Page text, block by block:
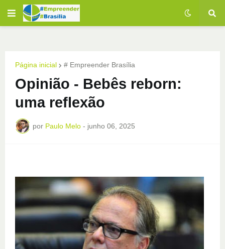
Página inicial # Empreender Brasília
Opinião - Bebês reborn:
uma reflexão
por Paulo Melo - junho 06, 2025